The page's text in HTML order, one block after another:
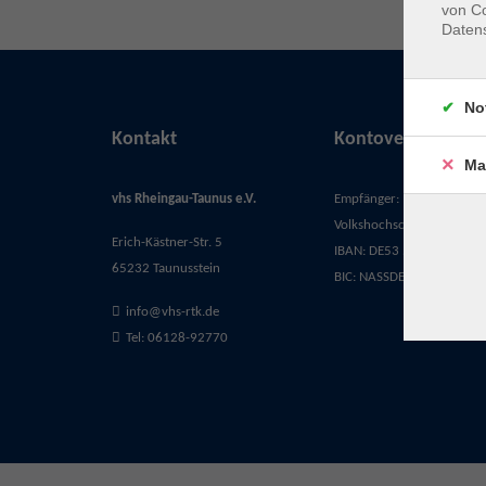
Kontakt
vhs Rheingau-Taunus e.V.
Erich-Kästner-Str. 5
65232 Taunusstein
info@vhs-rtk.de
Tel: 06128-92770
Kontoverbindung
Empfänger:
Volkshochschule Rheingau-
IBAN: DE53 5105 0015
BIC: NASSDE55XXX
von